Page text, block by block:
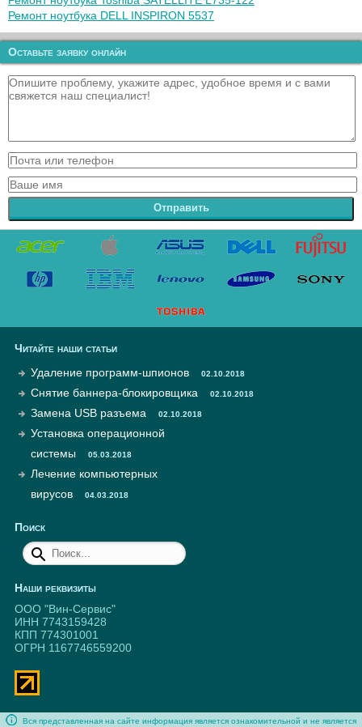
Ремонт ноутбука DELL INSPIRON 5537
Оставьте заявку онлайн
Отправить
Читайте наши статьи
Удаление программ-шпионов
02.10.2018
Снятие баннера-блокировщика 02.10.2018
Замена USB разъема 02.10.2018
Установка операционной
системы
05.03.2018
Лечение компьютерных
вирусов
04.03.2018
Поиск
Наши реквизиты
ООО "Вин-Сервис"
ИНН 7743159428
КПП 774301001
ОГРН 1167746559200
Вся представленная на сайте информация является ознакомительной и не является